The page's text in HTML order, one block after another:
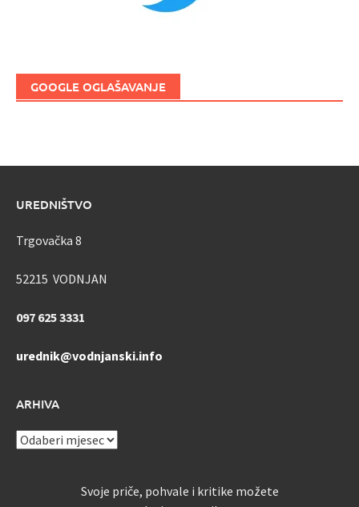
GOOGLE OGLAŠAVANJE
UREDNIŠTVO
Trgovačka 8
52215 VODNJAN
097 625 3331
urednik@vodnjanski.info
ARHIVA
ARHIVA
Svoje priče, pohvale i kritike možete